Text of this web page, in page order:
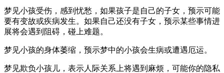
梦见小孩受伤，感到忧愁，如果孩子是自己的子女，预示可能
要有变故或疾病发生。如果自己还没有子女，预示某些事情进
展将会遇到阻碍，碰上难题。
梦见小孩的身体萎缩，预示梦中的小孩会生病或遭遇厄运。
梦见欺负小孩儿，表示人际关系上将遇到麻烦，可能你的隐私